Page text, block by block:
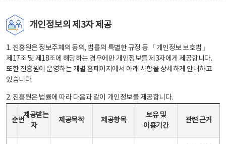
개인정보의 제3자 제공
1. 진흥원은 정보주체의 동의, 법률의 특별한 규정 등 「개인정보 보호법」
제17조 및 제18조에 해당하는 경우에만 개인정보를 제3자에게 제공합니다.
또한 진흥원이 운영하는 개별 홈페이지에서 아래 사항을 상세하게 안내하고
있습니다.
2. 진흥원은 법률에 따라 다음과 같이 개인정보를 제공합니다.
순번
제공받는
자
제공목적 제공항목
보유 및
이용기간
관련 근거